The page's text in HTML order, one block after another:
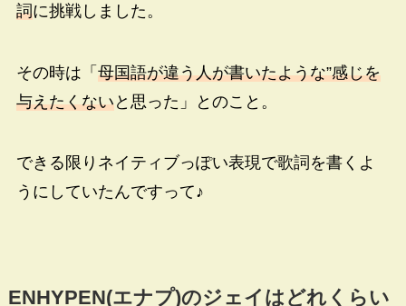
詞に挑戦しました。
その時は「 母国語が違う人が書いたような”感じを
与えたくないと思った」とのこと。
できる限りネイティブっぽい表現で歌詞を書くよ
うにしていたんですって♪
ENHYPEN(エナプ)のジェイはどれくらい